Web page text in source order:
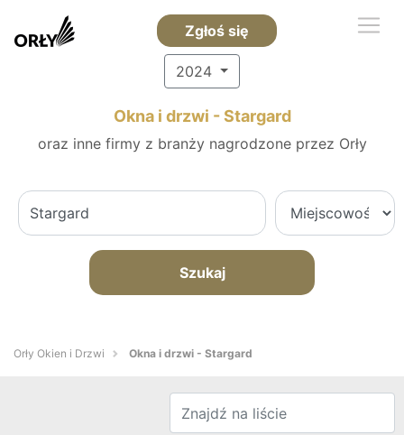
Zgłoś się
2024
Okna i drzwi - Stargard
oraz inne firmy z branży nagrodzone przez Orły
Szukaj
Orły Okien i Drzwi Okna i drzwi - Stargard